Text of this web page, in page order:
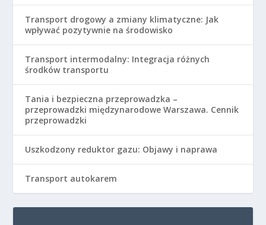
Transport drogowy a zmiany klimatyczne: Jak
wpływać pozytywnie na środowisko
Transport intermodalny: Integracja różnych
środków transportu
Tania i bezpieczna przeprowadzka –
przeprowadzki międzynarodowe Warszawa. Cennik
przeprowadzki
Uszkodzony reduktor gazu: Objawy i naprawa
Transport autokarem